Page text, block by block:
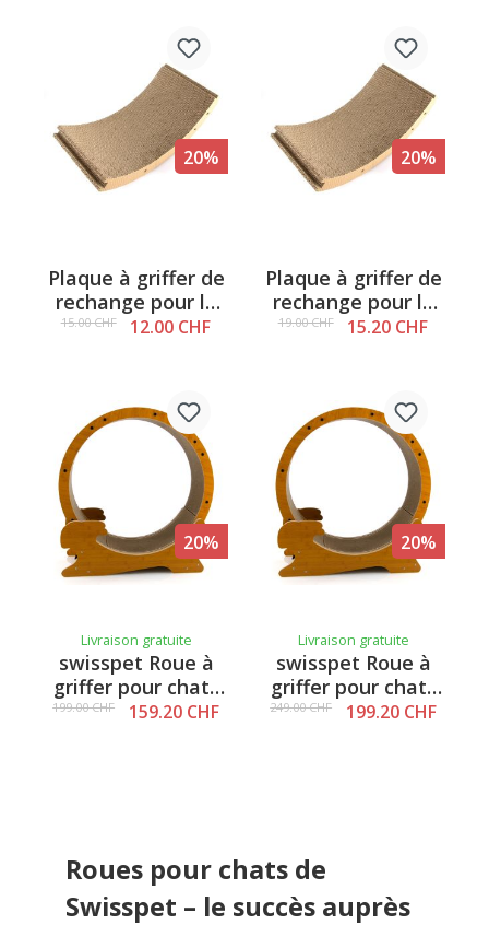
20%
Plaque à griffer de
rechange pour la
roue pour chat 100
15.00 CHF 12.00 CHF
20%
Plaque à griffer de
rechange pour la
roue pour chat 120
19.00 CHF 15.20 CHF
20%
Livraison gratuite
swisspet Roue à
griffer pour chats
100 avec support,
199.00 CHF 159.20 CHF
20%
Livraison gratuite
swisspet Roue à
griffer pour chats
120 avec support,
249.00 CHF 199.20 CHF
Roues pour chats de
Swisspet – le succès auprès